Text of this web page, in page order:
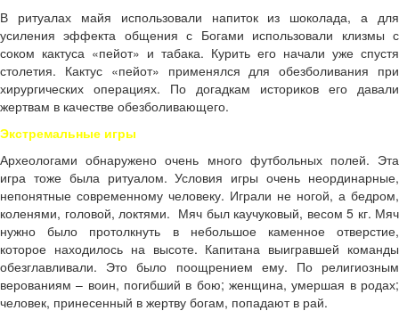
В ритуалах майя использовали напиток из шоколада, а для
усиления эффекта общения с Богами использовали клизмы с
соком кактуса «пейот» и табака. Курить его начали уже спустя
столетия. Кактус «пейот» применялся для обезболивания при
хирургических операциях. По догадкам историков его давали
жертвам в качестве обезболивающего.
Экстремальные игры
Археологами обнаружено очень много футбольных полей. Эта
игра тоже была ритуалом. Условия игры очень неординарные,
непонятные современному человеку. Играли не ногой, а бедром,
коленями, головой, локтями. Мяч был каучуковый, весом 5 кг. Мяч
нужно было протолкнуть в небольшое каменное отверстие,
которое находилось на высоте. Капитана выигравшей команды
обезглавливали. Это было поощрением ему. По религиозным
верованиям – воин, погибший в бою; женщина, умершая в родах;
человек, принесенный в жертву богам, попадают в рай.